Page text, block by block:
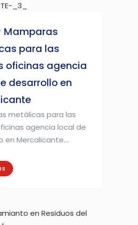
Mamparas
para las
oficinas agencia
desarrollo en
metálicas para las
agencia local de
en Mercalicante....